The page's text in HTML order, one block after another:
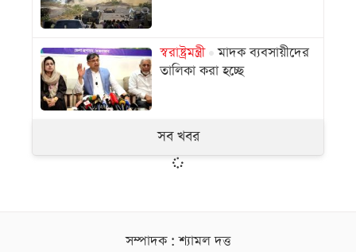
স্বরাষ্ট্রমন্ত্রী
মাদক ব্যবসায়ীদের
তালিকা করা হচ্ছে
সব খবর
সম্পাদক : শ্যামল দত্ত